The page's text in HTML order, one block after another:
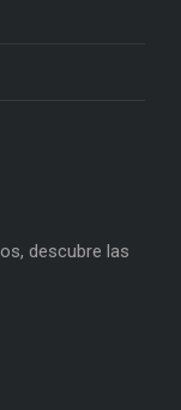
descubre las